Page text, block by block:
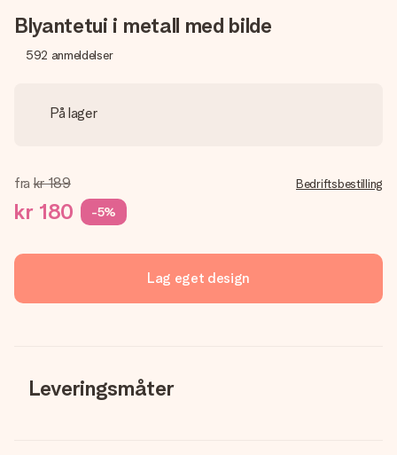
Blyantetui i metall med bilde
592 anmeldelser
På lager
fra kr 189
kr 180 -5%
Bedriftsbestilling
Lag eget design
Leveringsmåter